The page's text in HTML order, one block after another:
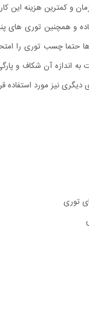
کمترین هزینه این کار
و همچنین توری های
چسب توری را
اندازه آن شکاف و
نیز مورد استفاده
توری